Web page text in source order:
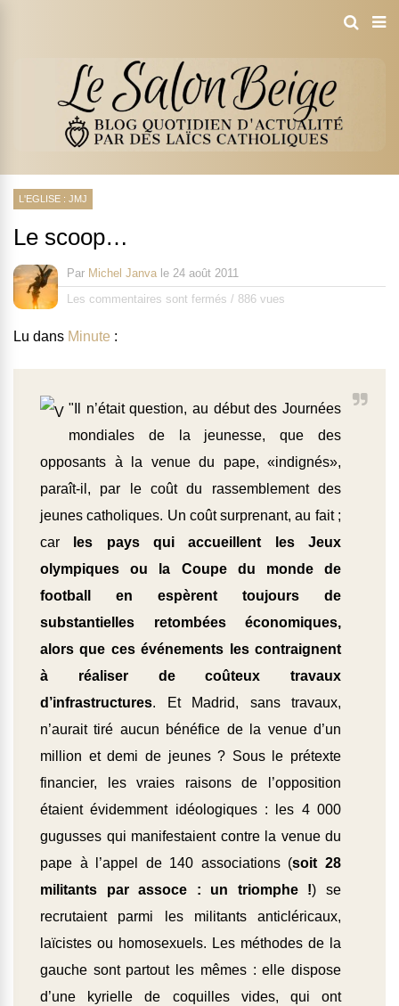
L'EGLISE : JMJ
Le scoop…
Par Michel Janva le 24 août 2011
Les commentaires sont fermés / 886 vues
Lu dans Minute :
"Il n’était question, au début des Journées
mondiales de la jeunesse, que des
opposants à la venue du pape, «indignés»,
paraît-il, par le coût du rassemblement des
jeunes catholiques. Un coût surprenant, au fait ;
car les pays qui accueillent les Jeux
olympiques ou la Coupe du monde de
football en espèrent toujours de
substantielles retombées économiques,
alors que ces événements les contraignent
à réaliser de coûteux travaux
d’infrastructures. Et Madrid, sans travaux,
n’aurait tiré aucun bénéfice de la venue d’un
million et demi de jeunes ? Sous le prétexte
financier, les vraies raisons de l’opposition
étaient évidemment idéologiques : les 4 000
gugusses qui manifestaient contre la venue du
pape à l’appel de 140 associations (soit 28
militants par assoce : un triomphe !) se
recrutaient parmi les militants anticléricaux,
laïcistes ou homosexuels. Les méthodes de la
gauche sont partout les mêmes : elle dispose
d’une kyrielle de coquilles vides, qui ont